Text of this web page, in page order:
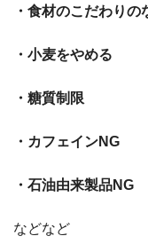
・食材のこだわり
・小麦をやめる
・糖質制限
・カフェインNG
・石油由来製品NG
などなど